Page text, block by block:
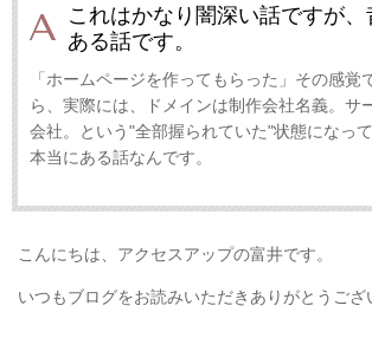
これはかなり闇深い話ですが
ある話です。
「ホームページを作ってもらった」その感覚
ら、実際には、ドメインは制作会社名義。サ
会社。という"全部握られていた"状態になっ
本当にある話なんです。
こんにちは、アクセスアップの富井です。
いつもブログをお読みいただきありがとうござ